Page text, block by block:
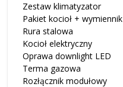
Zestaw klimatyzator
Pakiet kocioł + wymiennik
Rura stalowa
Kocioł elektryczny
Oprawa downlight LED
Terma gazowa
Rozłącznik modułowy